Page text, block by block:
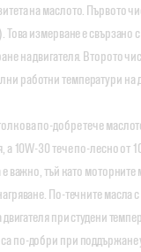
на маслото. Първото
измерване е свързано
на двигателя. Второто
работни температури на
по-добре тече
а 10W-30 тече по-лесно
важно, тъй като моторните
По-течните масла
при студени
по-добри при поддържане